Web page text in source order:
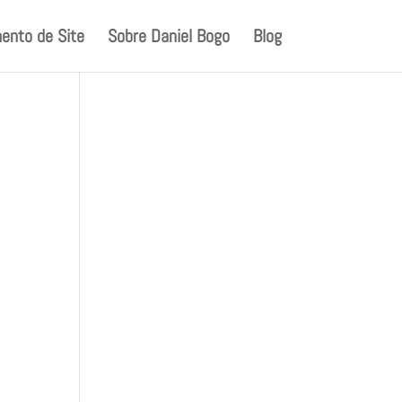
de Site Sobre Daniel Bogo Blog